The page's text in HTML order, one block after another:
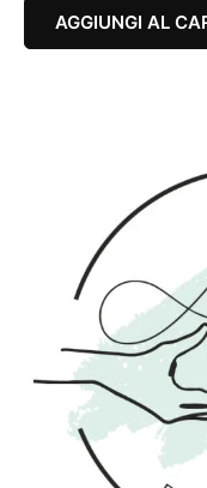
AGGIUNGI AL